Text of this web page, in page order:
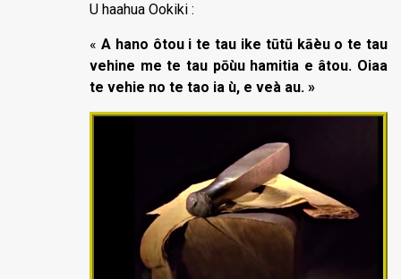
U haahua Ookiki :
« A hano ôtou i te tau ike tūtū kāèu o te tau
vehine me te tau pōùu hamitia e âtou. Oiaa
te vehie no te tao ia ù, e veà au. »